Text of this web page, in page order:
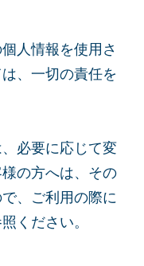
人情報を使用さ
、一切の責任を
必要に応じて変
の方へは、その
、ご利用の際に
ください。